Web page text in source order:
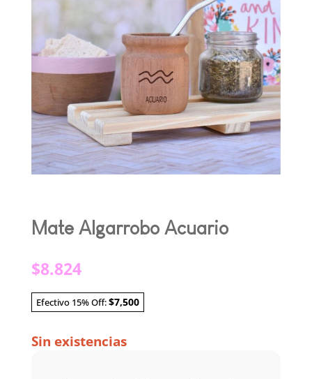
Mate Algarrobo Acuario
$8.824
Efectivo 15% Off:$7,500
Sin existencias